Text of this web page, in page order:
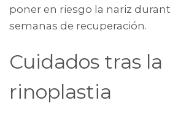
poner en riesgo la nariz
semanas de recuperación.
Cuidados tras la
rinoplastia